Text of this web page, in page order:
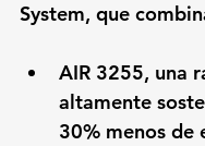
System, que
AIR 3255, una
altamente
30% menos de